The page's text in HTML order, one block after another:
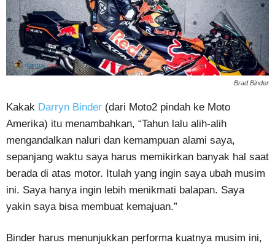
Brad Binder
Kakak Darryn Binder (dari Moto2 pindah ke Moto
Amerika) itu menambahkan, “Tahun lalu alih-alih
mengandalkan naluri dan kemampuan alami saya,
sepanjang waktu saya harus memikirkan banyak hal saat
berada di atas motor. Itulah yang ingin saya ubah musim
ini. Saya hanya ingin lebih menikmati balapan. Saya
yakin saya bisa membuat kemajuan.”
Binder harus menunjukkan performa kuatnya musim ini,